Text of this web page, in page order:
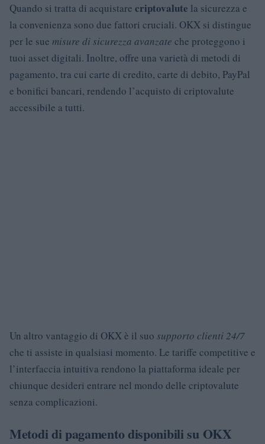
Quando si tratta di acquistare criptovalute la sicurezza e
la convenienza sono due fattori cruciali. OKX si distingue
per le sue misure di sicurezza avanzate che proteggono i
tuoi asset digitali. Inoltre, offre una varietà di metodi di
pagamento, tra cui carte di credito, carte di debito, PayPal
e bonifici bancari, rendendo l’acquisto di criptovalute
accessibile a tutti.
Un altro vantaggio di OKX è il suo supporto clienti 24/7
che ti assiste in qualsiasi momento. Le tariffe competitive e
l’interfaccia intuitiva rendono la piattaforma ideale per
chiunque desideri entrare nel mondo delle criptovalute
senza complicazioni.
Metodi di pagamento disponibili su OKX